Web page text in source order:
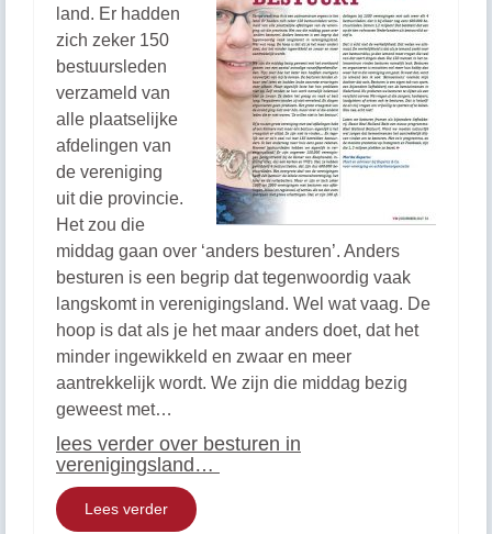
land. Er hadden
zich zeker 150
bestuursleden
verzameld van
alle plaatselijke
afdelingen van
de vereniging
uit die provincie.
Het zou die
middag gaan over ‘anders besturen’. Anders
besturen is een begrip dat tegenwoordig vaak
langskomt in verenigingsland. Wel wat vaag. De
hoop is dat als je het maar anders doet, dat het
minder ingewikkeld en zwaar en meer
aantrekkelijk wordt. We zijn die middag bezig
geweest met…
lees verder over besturen in
verenigingsland…
Lees verder